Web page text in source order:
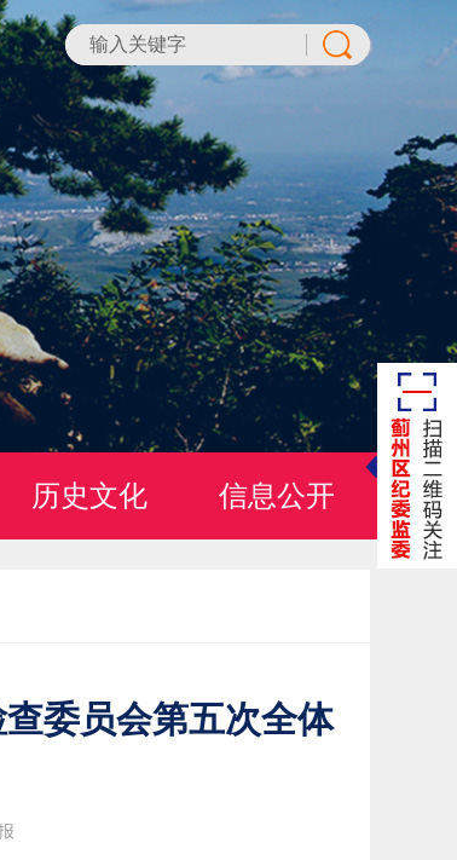
历史文化 信息公开
委员会第五次全体